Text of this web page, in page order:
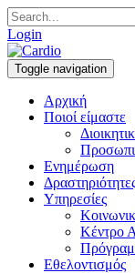
Login
Toggle navigation
Αρχική
Ποιοί είμαστε
Ενημέρωση
Υπηρεσίες
Κέντρο
Εθελοντισμός